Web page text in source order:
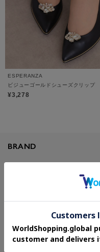
ESPERANZA
ビジューゴールドシューズクリップ
¥3,278
BRAND
cs.T&P・OberTashe・
CATEGORY